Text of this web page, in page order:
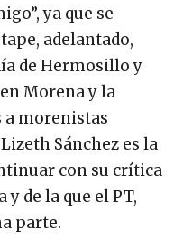
ya que se
adelantado,
de Hermosillo y
Morena y la
a morenistas
Sánchez es la
con su crítica
de la que el PT,
parte.